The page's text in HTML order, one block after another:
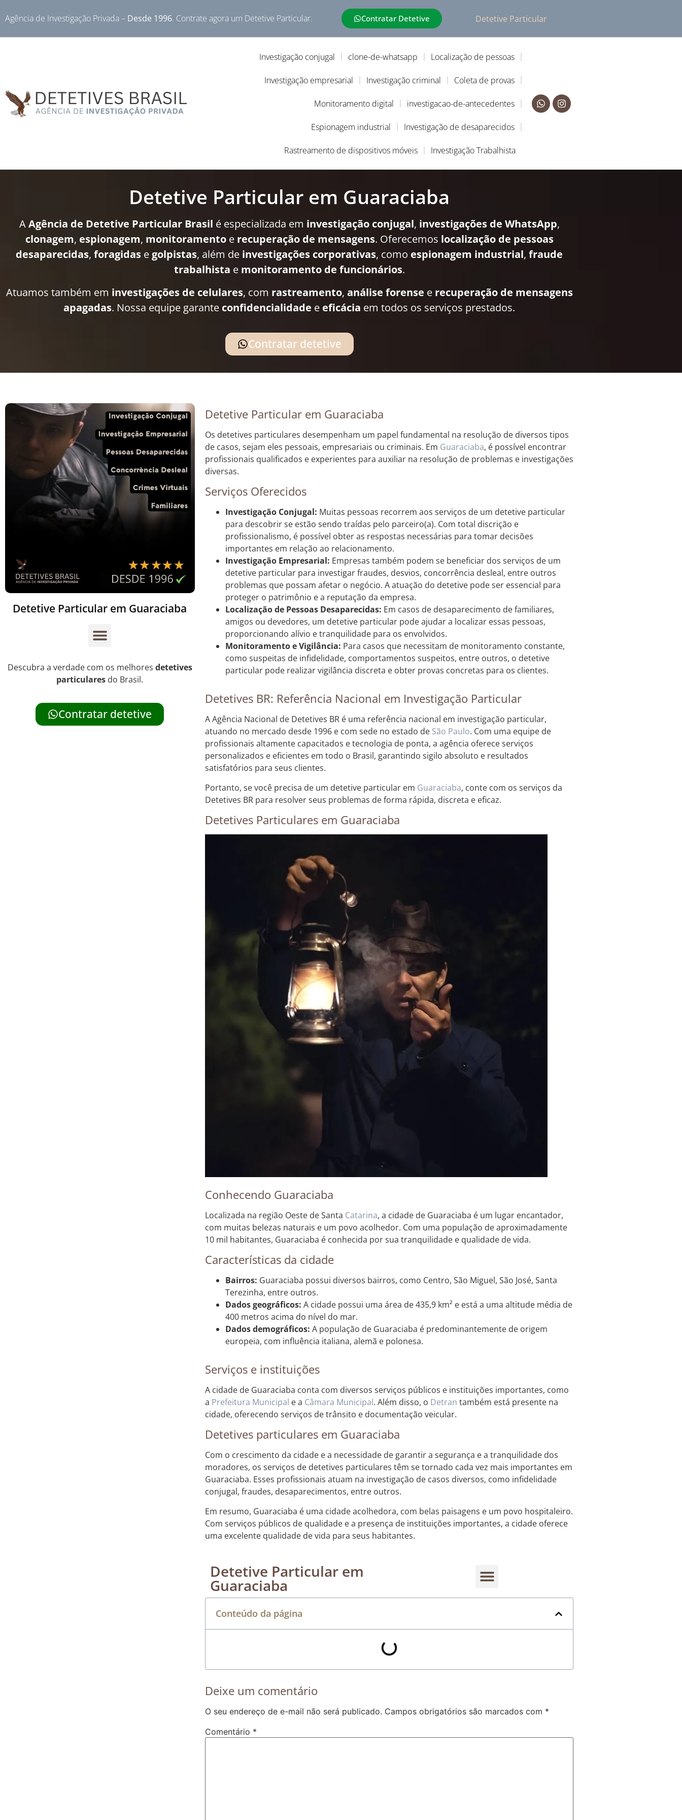
Agência de Investigação Privada – Desde 1996. Contrate agora um Detetive Particular. Contratar Detetive Detetive Particular
Investigação conjugal clone-de-whatsapp Localização de pessoas
Investigação empresarial Investigação criminal Coleta de provas
Monitoramento digital investigacao-de-antecedentes
Espionagem industrial Investigação de desaparecidos
Rastreamento de dispositivos móveis Investigação Trabalhista
Detetive Particular em Guaraciaba
AAgência de Detetive Particular Brasil é especializada em investigação conjugal, investigações de WhatsApp,
clonagem, espionagem, monitoramentoe recuperação de mensagens. Oferecemos localização de pessoas
desaparecidas, foragidas e golpistas, além de investigações corporativas, como espionagem industrial, fraude
trabalhista e monitoramento de funcionários.
Atuamos também em investigações de celulares, com rastreamento, análise forense e recuperação de mensagens
apagadas. Nossa equipe garante confidencialidade e eficácia em todos os serviços prestados.
Contratar detetive
Detetive Particular em Guaraciaba
Descubra a verdade com os melhores detetives
particulares do Brasil.
Contratar detetive
Detetive Particular em Guaraciaba
Os detetives particulares desempenham um papel fundamental na resolução de diversos tipos
de casos, sejam eles pessoais, empresariais ou criminais. Em Guaraciaba, é possível encontrar
profissionais qualificados e experientes para auxiliar na resolução de problemas e investigações
diversas.
Serviços Oferecidos
Investigação Conjugal: Muitas pessoas recorrem aos serviços de um detetive particular
para descobrir se estão sendo traídas pelo parceiro(a). Com total discrição e
profissionalismo, é possível obter as respostas necessárias para tomar decisões
importantes em relação ao relacionamento.
Investigação Empresarial: Empresas também podem se beneficiar dos serviços de um
detetive particular para investigar fraudes, desvios, concorrência desleal, entre outros
problemas que possam afetar o negócio. A atuação do detetive pode ser essencial para
proteger o patrimônio e a reputação da empresa.
Localização de Pessoas Desaparecidas: Em casos de desaparecimento de familiares,
amigos ou devedores, um detetive particular pode ajudar a localizar essas pessoas,
proporcionando alívio e tranquilidade para os envolvidos.
Monitoramento e Vigilância: Para casos que necessitam de monitoramento constante,
como suspeitas de infidelidade, comportamentos suspeitos, entre outros, o detetive
particular pode realizar vigilância discreta e obter provas concretas para os clientes.
Detetives BR: Referência Nacional em Investigação Particular
A Agência Nacional de Detetives BR é uma referência nacional em investigação particular,
atuando no mercado desde 1996 e com sede no estado de São Paulo. Com uma equipe de
profissionais altamente capacitados e tecnologia de ponta, a agência oferece serviços
personalizados e eficientes em todo o Brasil, garantindo sigilo absoluto e resultados
satisfatórios para seus clientes.
Portanto, se você precisa de um detetive particular em Guaraciaba, conte com os serviços da
Detetives BR para resolver seus problemas de forma rápida, discreta e eficaz.
Detetives Particulares em Guaraciaba
Conhecendo Guaraciaba
Localizada na região Oeste de Santa Catarina, a cidade de Guaraciaba é um lugar encantador,
com muitas belezas naturais e um povo acolhedor. Com uma população de aproximadamente
10 mil habitantes, Guaraciaba é conhecida por sua tranquilidade e qualidade de vida.
Características da cidade
Bairros: Guaraciaba possui diversos bairros, como Centro, São Miguel, São José, Santa
Terezinha, entre outros.
Dados geográficos: A cidade possui uma área de 435,9 km² e está a uma altitude média de
400 metros acima do nível do mar.
Dados demográficos: A população de Guaraciaba é predominantemente de origem
europeia, com influência italiana, alemã e polonesa.
Serviços e instituições
A cidade de Guaraciaba conta com diversos serviços públicos e instituições importantes, como
a Prefeitura Municipal e a Câmara Municipal. Além disso, o Detran também está presente na
cidade, oferecendo serviços de trânsito e documentação veicular.
Detetives particulares em Guaraciaba
Com o crescimento da cidade e a necessidade de garantir a segurança e a tranquilidade dos
moradores, os serviços de detetives particulares têm se tornado cada vez mais importantes em
Guaraciaba. Esses profissionais atuam na investigação de casos diversos, como infidelidade
conjugal, fraudes, desaparecimentos, entre outros.
Em resumo, Guaraciaba é uma cidade acolhedora, com belas paisagens e um povo hospitaleiro.
Com serviços públicos de qualidade e a presença de instituições importantes, a cidade oferece
uma excelente qualidade de vida para seus habitantes.
Detetive Particular em
Guaraciaba
Conteúdo da página
Deixe um comentário
O seu endereço de e-mail não será publicado. Campos obrigatórios são marcados com *
Comentário *